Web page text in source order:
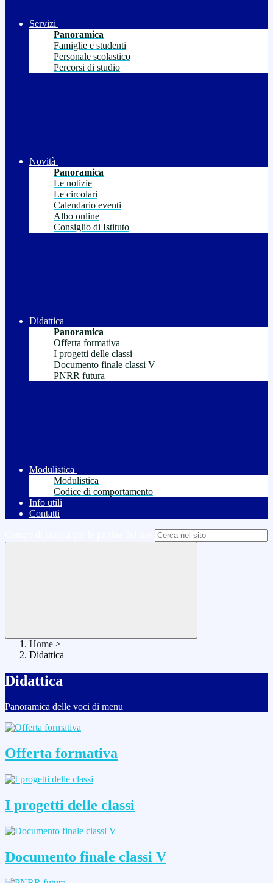
Servizi
Panoramica
Famiglie e studenti
Personale scolastico
Percorsi di studio
Novità
Panoramica
Le notizie
Le circolari
Calendario eventi
Albo online
Consiglio di Istituto
Didattica
Panoramica
Offerta formativa
I progetti delle classi
Documento finale classi V
PNRR futura
Modulistica
Modulistica
Codice di comportamento
Info utili
Contatti
Home >
Didattica
Didattica
Panoramica delle voci di menu
Offerta formativa
I progetti delle classi
Documento finale classi V